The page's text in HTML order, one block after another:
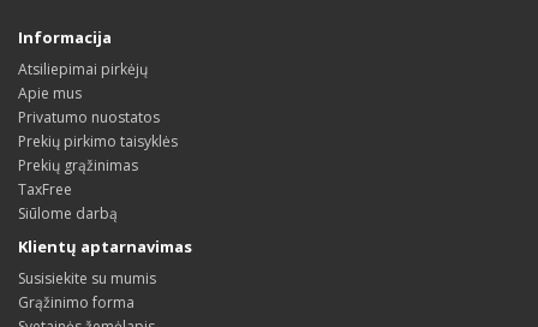
Informacija
Atsiliepimai pirkėjų
Apie mus
Privatumo nuostatos
Prekių pirkimo taisyklės
Prekių grąžinimas
TaxFree
Siūlome darbą
Klientų aptarnavimas
Susisiekite su mumis
Grąžinimo forma